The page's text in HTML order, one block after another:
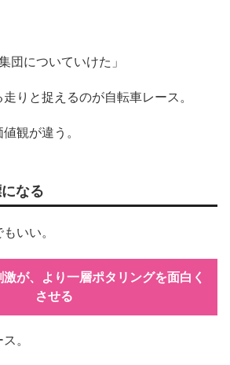
団についていけた」
りと捉えるのが自転車レース。
観が違う。
なる
いい。
が、より一層ポタリングを面白く
させる
。